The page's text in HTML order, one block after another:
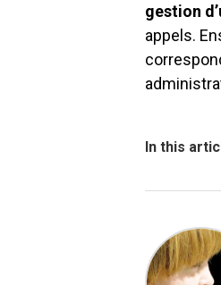
gestion
appels.
In this